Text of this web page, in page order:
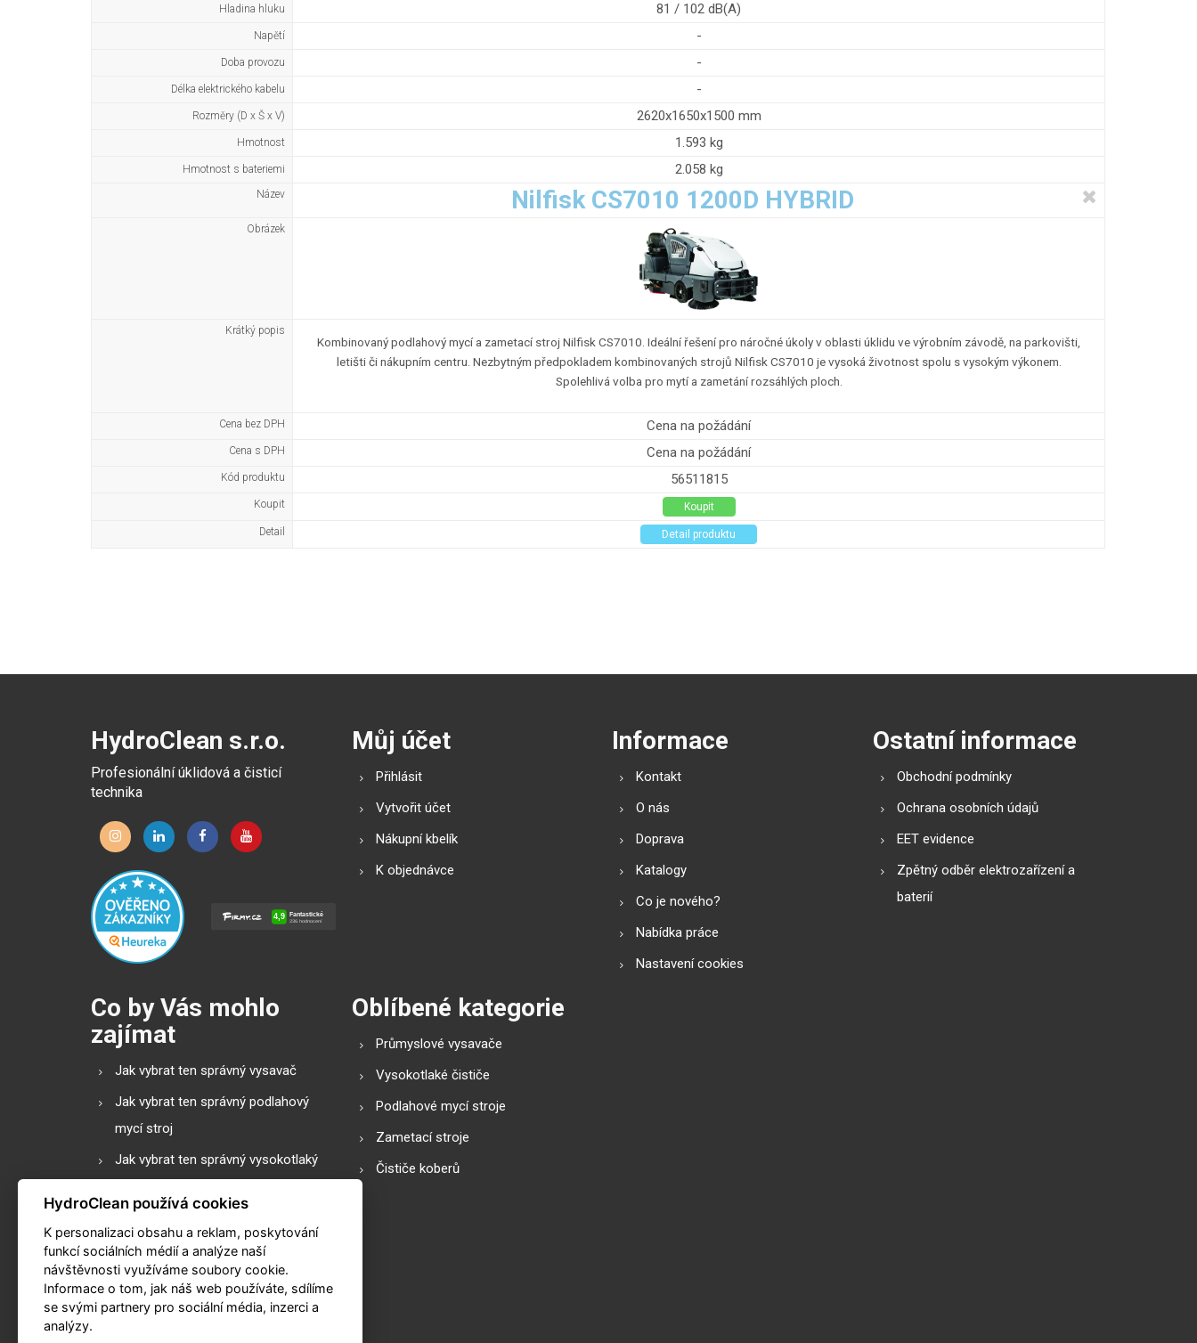
Hladina hluku 81 / 102 dB(A)
Napětí -
Doba provozu -
Délka elektrického kabelu -
Rozměry (D x Š x V) 2620x1650x1500 mm
Hmotnost 1.593 kg
Hmotnost s bateriemi 2.058 kg
Název Nilfisk CS7010 1200D HYBRID
Obrázek
Krátký popis
Kombinovaný podlahový mycí a zametací stroj Nilfisk CS7010. Ideální řešení pro náročné úkoly v oblasti úklidu ve výrobním závodě, na parkovišti,
letišti či nákupním centru. Nezbytným předpokladem kombinovaných strojů Nilfisk CS7010 je vysoká životnost spolu s vysokým výkonem.
Spolehlivá volba pro mytí a zametání rozsáhlých ploch.
Cena bez DPH Cena na požádání
Cena s DPH Cena na požádání
Kód produktu 56511815
Koupit
Koupit
Detail
Detail produktu
HydroClean s.r.o.
Profesionální úklidová a čisticí
technika
Můj účet
Přihlásit
Vytvořit účet
Nákupní kbelík
K objednávce
Informace
Kontakt
O nás
Doprava
Katalogy
Co je nového?
Nabídka práce
Nastavení cookies
Ostatní informace
Obchodní podmínky
Ochrana osobních údajů
EET evidence
Zpětný odběr elektrozařízení a
baterií
Co by Vás mohlo
zajímat
Jak vybrat ten správný vysavač
Jak vybrat ten správný podlahový
mycí stroj
Jak vybrat ten správný vysokotlaký
Podlahové mycí stroje s válcovým
nebo diskovým kartáčem?
Slovník pojmů
Praktické kalkulačky
Oblíbené kategorie
Průmyslové vysavače
Vysokotlaké čističe
Podlahové mycí stroje
Zametací stroje
Čističe koberů
HydroClean používá cookies
K personalizaci obsahu a reklam, poskytování
funkcí sociálních médií a analýze naší
návštěvnosti využíváme soubory cookie.
Informace o tom, jak náš web používáte, sdílíme
se svými partnery pro sociální média, inzerci a
analýzy.